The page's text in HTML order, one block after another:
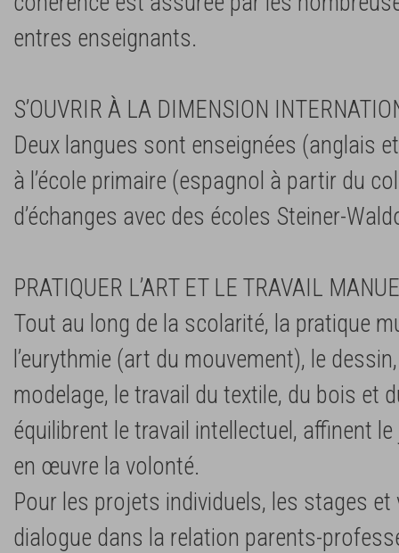
entres enseignants.
S’OUVRIR À LA DIMENSION
Deux langues sont enseignées (anglais
à l’école primaire (espagnol à partir du
d’échanges avec des écoles Steiner-
PRATIQUER L’ART ET LE TRAVAIL
Tout au long de la scolarité, la pratique
l’eurythmie (art du mouvement), le
modelage, le travail du textile, du bois et
équilibrent le travail intellectuel, affinent
en œuvre la volonté.
Pour les projets individuels, les stages
dialogue dans la relation parents-